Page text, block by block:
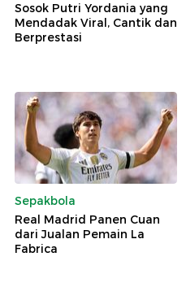
Sosok Putri Yordania yang
Mendadak Viral, Cantik dan
Berprestasi
Sepakbola
Real Madrid Panen Cuan
dari Jualan Pemain La
Fabrica